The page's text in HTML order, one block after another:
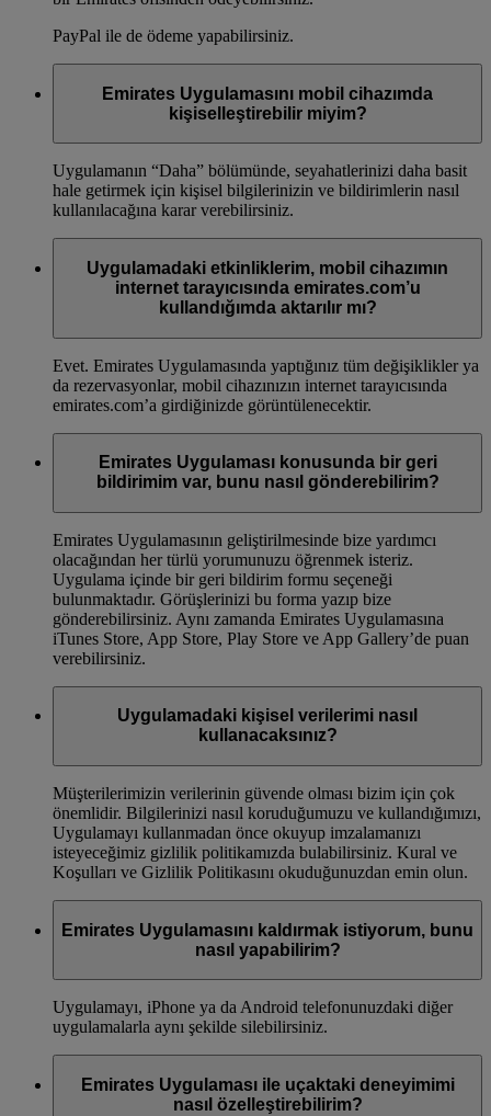
PayPal ile de ödeme yapabilirsiniz.
Emirates Uygulamasını mobil cihazımda
kişiselleştirebilir miyim?
Uygulamanın “Daha” bölümünde, seyahatlerinizi daha basit
hale getirmek için kişisel bilgilerinizin ve bildirimlerin nasıl
kullanılacağına karar verebilirsiniz.
Uygulamadaki etkinliklerim, mobil cihazımın
internet tarayıcısında emirates.com’u
kullandığımda aktarılır mı?
Evet. Emirates Uygulamasında yaptığınız tüm değişiklikler ya
da rezervasyonlar, mobil cihazınızın internet tarayıcısında
emirates.com’a girdiğinizde görüntülenecektir.
Emirates Uygulaması konusunda bir geri
bildirimim var, bunu nasıl gönderebilirim?
Emirates Uygulamasının geliştirilmesinde bize yardımcı
olacağından her türlü yorumunuzu öğrenmek isteriz.
Uygulama içinde bir geri bildirim formu seçeneği
bulunmaktadır. Görüşlerinizi bu forma yazıp bize
gönderebilirsiniz. Aynı zamanda Emirates Uygulamasına
iTunes Store, App Store, Play Store ve App Gallery’de puan
verebilirsiniz.
Uygulamadaki kişisel verilerimi nasıl
kullanacaksınız?
Müşterilerimizin verilerinin güvende olması bizim için çok
önemlidir. Bilgilerinizi nasıl koruduğumuzu ve kullandığımızı,
Uygulamayı kullanmadan önce okuyup imzalamanızı
isteyeceğimiz gizlilik politikamızda bulabilirsiniz. Kural ve
Koşulları ve Gizlilik Politikasını okuduğunuzdan emin olun.
Emirates Uygulamasını kaldırmak istiyorum, bunu
nasıl yapabilirim?
Uygulamayı, iPhone ya da Android telefonunuzdaki diğer
uygulamalarla aynı şekilde silebilirsiniz.
Emirates Uygulaması ile uçaktaki deneyimimi
nasıl özelleştirebilirim?